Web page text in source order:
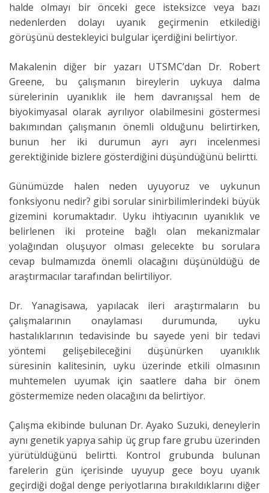
halde olmayı bir önceki gece isteksizce veya bazı
nedenlerden dolayı uyanık geçirmenin etkilediği
görüşünü destekleyici bulgular içerdiğini belirtiyor.
Makalenin diğer bir yazarı UTSMC’dan Dr. Robert
Greene, bu çalışmanın bireylerin uykuya dalma
sürelerinin uyanıklık ile hem davranışsal hem de
biyokimyasal olarak ayrılıyor olabilmesini göstermesi
bakımından çalışmanın önemli olduğunu belirtirken,
bunun her iki durumun ayrı ayrı incelenmesi
gerektiğinide bizlere gösterdiğini düşündüğünü belirtti.
Günümüzde halen neden uyuyoruz ve uykunun
fonksiyonu nedir? gibi sorular sinirbilimlerindeki büyük
gizemini korumaktadır. Uyku ihtiyacının uyanıklık ve
belirlenen iki proteine bağlı olan mekanizmalar
yolağından oluşuyor olması gelecekte bu sorulara
cevap bulmamızda önemli olacağını düşünüldüğü de
araştırmacılar tarafından belirtiliyor.
Dr. Yanagisawa, yapılacak ileri araştırmaların bu
çalışmalarının onaylaması durumunda, uyku
hastalıklarının tedavisinde bu sayede yeni bir tedavi
yöntemi gelişebileceğini düşünürken uyanıklık
süresinin kalitesinin, uyku üzerinde etkili olmasının
muhtemelen uyumak için saatlere daha bir önem
göstermemize neden olacağını da belirtiyor.
Çalışma ekibinde bulunan Dr. Ayako Suzuki, deneylerin
aynı genetik yapıya sahip üç grup fare grubu üzerinden
yürütüldüğünü belirtti. Kontrol grubunda bulunan
farelerin gün içerisinde uyuyup gece boyu uyanık
geçirdiği doğal denge periyotlarına bırakıldıklarını diğer